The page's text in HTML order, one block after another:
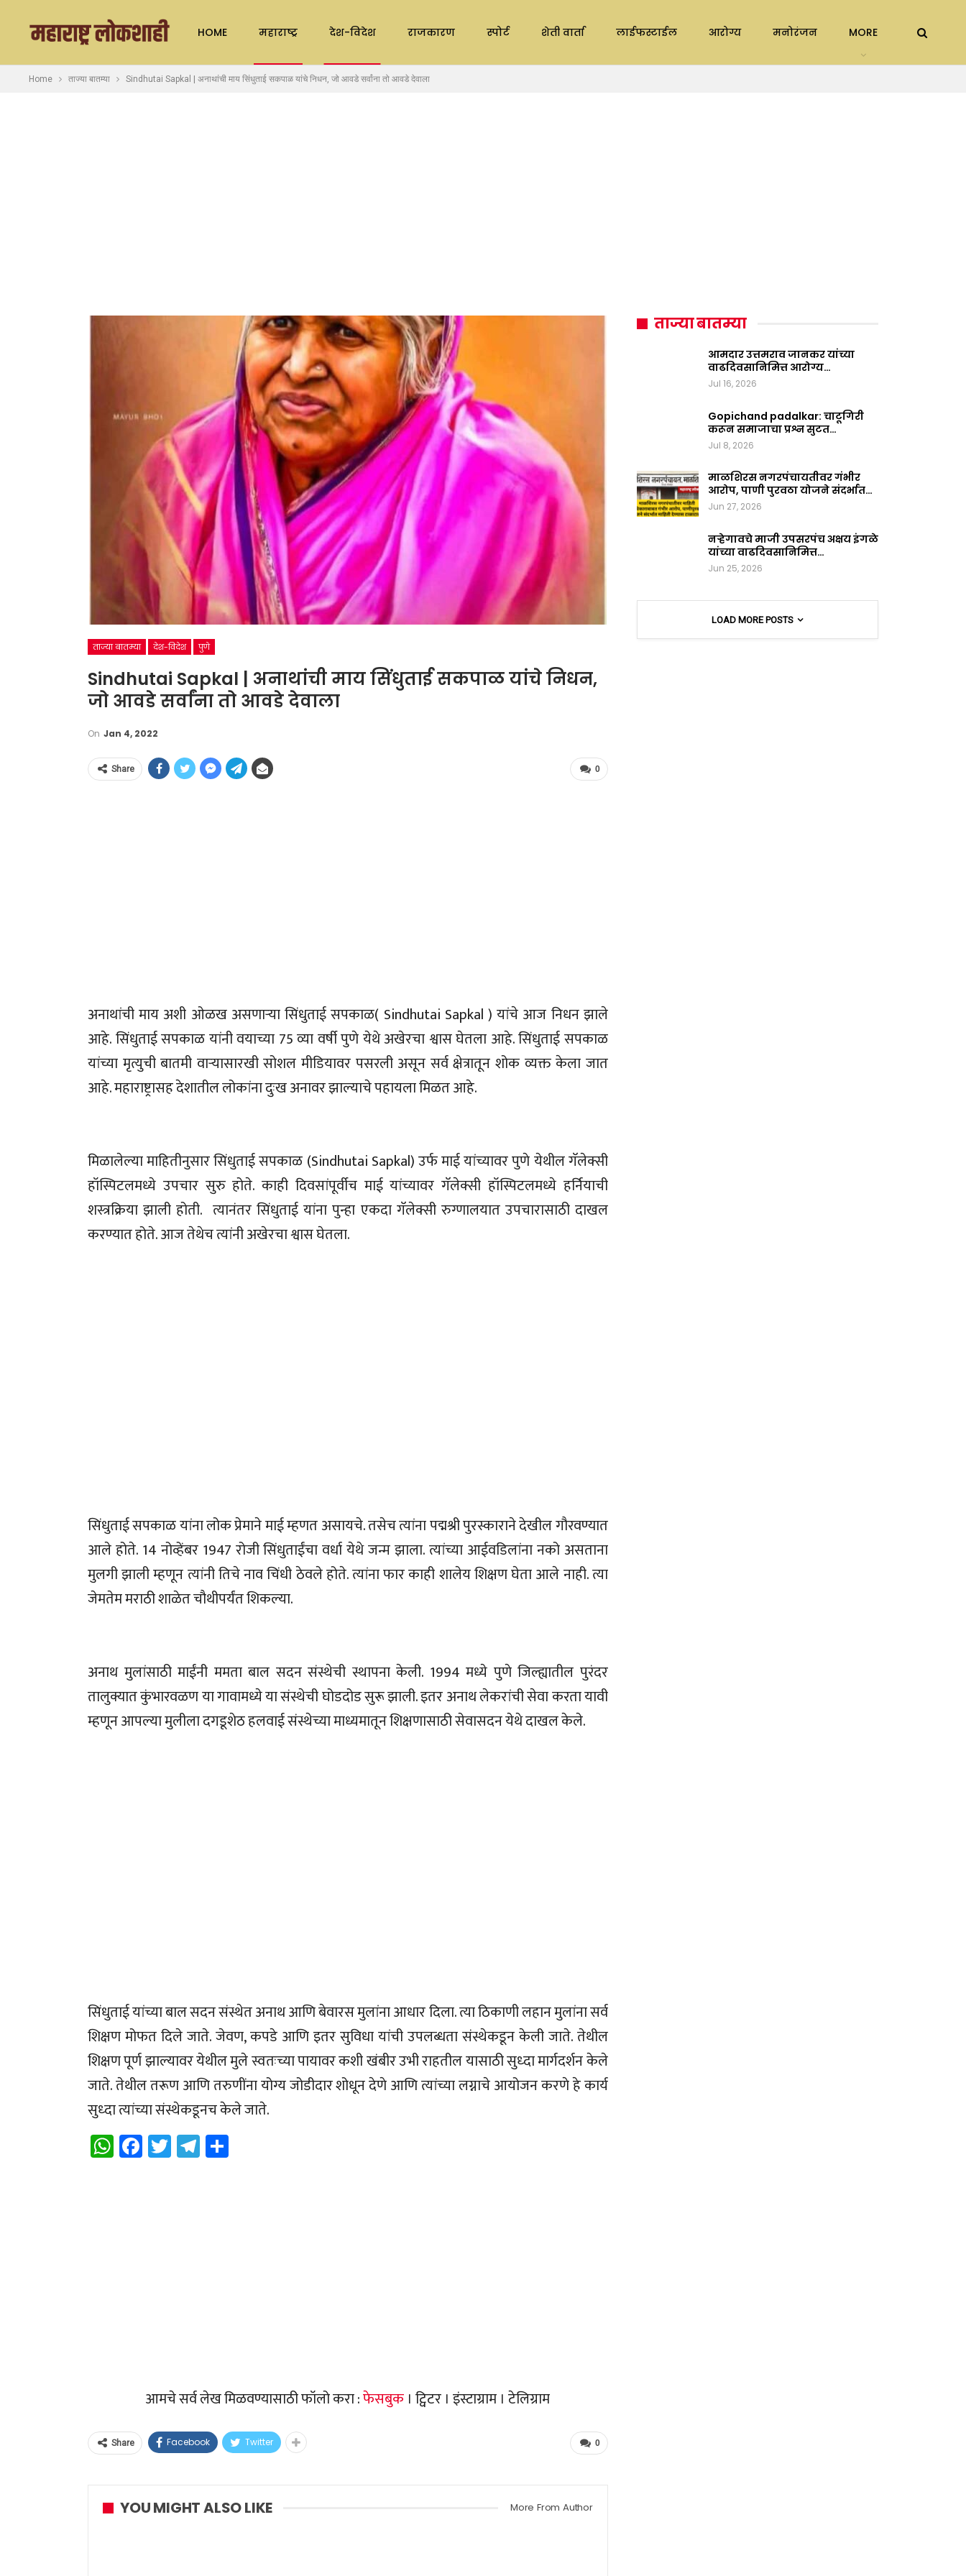
HOME महाराष्ट्र देश-विदेश राजकारण स्पोर्ट शेती वार्ता लाईफस्टाईल आरोग्य मनोरंजन MORE
Home ताज्या बातम्या Sindhutai Sapkal | अनाथांची माय सिंधुताई सकपाळ यांचे निधन, जो आवडे सर्वांना तो आवडे देवाला
ताज्या बातम्या देश-विदेश पुणे
Sindhutai Sapkal | अनाथांची माय सिंधुताई सकपाळ यांचे निधन,
जो आवडे सर्वांना तो आवडे देवाला
On Jan 4, 2022
0
Share
अनाथांची माय अशी ओळख असणाऱ्या सिंधुताई सपकाळ( Sindhutai Sapkal ) यांचे आज निधन झाले
आहे. सिंधुताई सपकाळ यांनी वयाच्या 75 व्या वर्षी पुणे येथे अखेरचा श्वास घेतला आहे. सिंधुताई सपकाळ
यांच्या मृत्युची बातमी वाऱ्यासारखी सोशल मीडियावर पसरली असून सर्व क्षेत्रातून शोक व्यक्त केला जात
आहे. महाराष्ट्रासह देशातील लोकांना दुःख अनावर झाल्याचे पहायला मिळत आहे.
मिळालेल्या माहितीनुसार सिंधुताई सपकाळ (Sindhutai Sapkal) उर्फ माई यांच्यावर पुणे येथील गॅलेक्सी
हॉस्पिटलमध्ये उपचार सुरु होते. काही दिवसांपूर्वीच माई यांच्यावर गॅलेक्सी हॉस्पिटलमध्ये हर्नियाची
शस्त्रक्रिया झाली होती. त्यानंतर सिंधुताई यांना पुन्हा एकदा गॅलेक्सी रुग्णालयात उपचारासाठी दाखल
करण्यात होते. आज तेथेच त्यांनी अखेरचा श्वास घेतला.
सिंधुताई सपकाळ यांना लोक प्रेमाने माई म्हणत असायचे. तसेच त्यांना पद्मश्री पुरस्काराने देखील गौरवण्यात
आले होते. 14 नोव्हेंबर 1947 रोजी सिंधुताईंचा वर्धा येथे जन्म झाला. त्यांच्या आईवडिलांना नको असताना
मुलगी झाली म्हणून त्यांनी तिचे नाव चिंधी ठेवले होते. त्यांना फार काही शालेय शिक्षण घेता आले नाही. त्या
जेमतेम मराठी शाळेत चौथीपर्यंत शिकल्या.
अनाथ मुलांसाठी माईंनी ममता बाल सदन संस्थेची स्थापना केली. 1994 मध्ये पुणे जिल्ह्यातील पुरंदर
तालुक्यात कुंभारवळण या गावामध्ये या संस्थेची घोडदोड सुरू झाली. इतर अनाथ लेकरांची सेवा करता यावी
म्हणून आपल्या मुलीला दगडूशेठ हलवाई संस्थेच्या माध्यमातून शिक्षणासाठी सेवासदन येथे दाखल केले.
सिंधुताई यांच्या बाल सदन संस्थेत अनाथ आणि बेवारस मुलांना आधार दिला. त्या ठिकाणी लहान मुलांना सर्व
शिक्षण मोफत दिले जाते. जेवण, कपडे आणि इतर सुविधा यांची उपलब्धता संस्थेकडून केली जाते. तेथील
शिक्षण पूर्ण झाल्यावर येथील मुले स्वतःच्या पायावर कशी खंबीर उभी राहतील यासाठी सुध्दा मार्गदर्शन केले
जाते. तेथील तरूण आणि तरुणींना योग्य जोडीदार शोधून देणे आणि त्यांच्या लग्नाचे आयोजन करणे हे कार्य
सुध्दा त्यांच्या संस्थेकडूनच केले जाते.
WhatsApp
Facebook
TwitterTelegram
आमचे सर्व लेख मिळवण्यासाठी फॉलो करा :फेसबुक । ट्विटर । इंस्टाग्राम । टेलिग्राम
0
Share Facebook Twitter
YOU MIGHT ALSO LIKE More From Author
ताज्या बातम्या
आमदार उत्तमराव जानकर यांच्या
वाढदिवसानिमित्त आरोग्य…
Jul 16, 2026
Gopichand padalkar: चाटूगिरी
करून समाजाचा प्रश्न सुटत…
Jul 8, 2026
माळशिरस नगरपंचायतीवर गंभीर
आरोप, पाणी पुरवठा योजने संदर्भात…
Jun 27, 2026
नऱ्हेगावचे माजी उपसरपंच अक्षय इंगळे
यांच्या वाढदिवसानिमित्त…
Jun 25, 2026
LOAD MORE POSTS